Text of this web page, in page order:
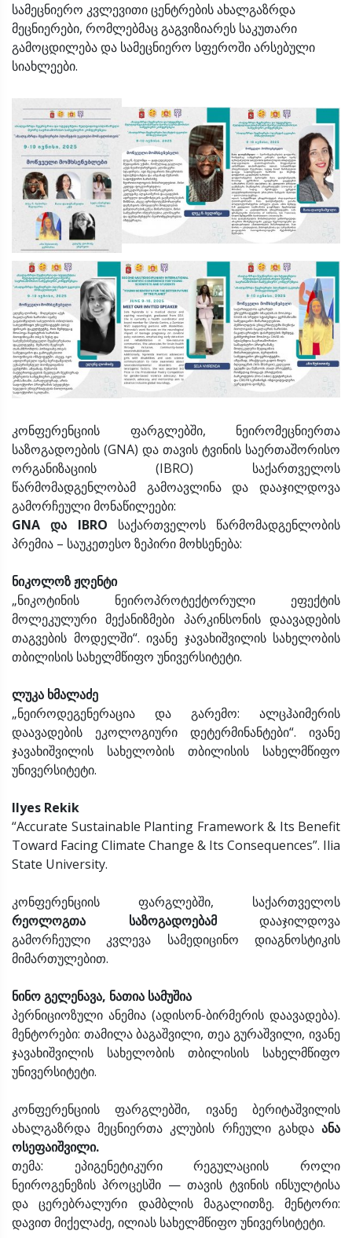
სამეცნიერო კვლევითი ცენტრების ახალგაზრდა
მეცნიერები, რომლებმაც გაგვიზიარეს საკუთარი
გამოცდილება და სამეცნიერო სფეროში არსებული
სიახლეები.
კონფერენციის ფარგლებში, ნეირომეცნიერთა
საზოგადოების (GNA) და თავის ტვინის საერთაშორისო
ორგანიზაციის (IBRO) საქართველოს
წარმომადგენლობამ გამოავლინა და დააჯილდოვა
გამორჩეული მონაწილეები:
GNA და IBRO საქართველოს წარმომადგენლობის
პრემია – საუკეთესო ზეპირი მოხსენება:
ნიკოლოზ ჟღენტი
„ნიკოტინის ნეიროპროტექტორული ეფექტის
მოლეკულური მექანიზმები პარკინსონის დაავადების
თაგვების მოდელში“. ივანე ჯავახიშვილის სახელობის
თბილისის სახელმწიფო უნივერსიტეტი.
ლუკა ხმალაძე
„ნეიროდეგენერაცია და გარემო: ალცჰაიმერის
დაავადების ეკოლოგიური დეტერმინანტები“. ივანე
ჯავახიშვილის სახელობის თბილისის სახელმწიფო
უნივერსიტეტი.
Ilyes Rekik
“Accurate Sustainable Planting Framework & Its Benefit
Toward Facing Climate Change & Its Consequences”. Ilia
State University.
კონფერენციის ფარგლებში, საქართველოს
რეოლოგთა საზოგადოებამდააჯილდოვა
გამორჩეული კვლევა სამედიცინო დიაგნოსტიკის
მიმართულებით.
ნინო გელენავა, ნათია სამუშია
პერნიციოზული ანემია (ადისონ-ბირმერის დაავადება).
მენტორები: თამილა ბაგაშვილი, თეა გურაშვილი, ივანე
ჯავახიშვილის სახელობის თბილისის სახელმწიფო
უნივერსიტეტი.
კონფერენციის ფარგლებში, ივანე ბერიტაშვილის
ახალგაზრდა მეცნიერთა კლუბის რჩეული გახდა ანა
ოსეფაიშვილი.
თემა: ეპიგენეტიკური რეგულაციის როლი
ნეიროგენეზის პროცესში — თავის ტვინის ინსულტისა
და ცერებრალური დამბლის მაგალითზე. მენტორი:
დავით მიქელაძე, ილიას სახელმწიფო უნივერსიტეტი.